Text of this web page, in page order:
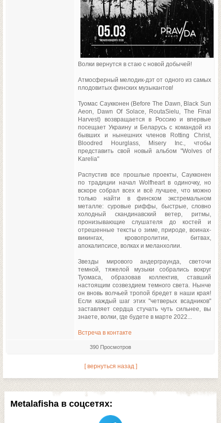
Metalafisha в соцсетях:
Волки вернутся в стаю с новой добычей!
Атмосферный мелодик-дэт от одного из самых
плодовитых финских музыкантов!
Туомас Саукконен (Before The Dawn, Black Sun
Aeon, Dawn Of Solace, RoutaSielu, The Final
Harvest) возвращается в Россию и впервые
посещает Украину и Беларусь с командой из
бывших и нынешних членов Rotting Christ,
Bloodred Hourglass, Misery Inc., чтобы
представить свой новый альбом "Wolves of
Karelia"
Распустив все прошлые проекты, Саукконен
по традиции начал Wolfheart в одиночку, но
вскоре собрал всех и всё лучшее, что можно
только найти в финском экстремальном
металле: суровые риффы, быстрые, словно
холодный скандинавский ветер, ритмы,
пронизывающие слушателя до костей и
отрешенные тексты о зиме, природе, воинах-
викингах, кровопролитии, битвах,
апокалипсисе, волках и меланхолии.
Звезды мирового андерграунда, светочи
темной, тяжелой музыки собрались вокруг
Туомаса, образовав коллектив, ставший
настоящим созвездием темного света. Нынче
он вновь волчьей тропой бредет в наши края!
Если каждый шаг этих "четверых всадников"
заставляет сердца стучать чуть сильнее, вы
знаете, волки, где будете в марте 2022...
Встреча в контакте
390 Просмотров
[ вернуться назад ]